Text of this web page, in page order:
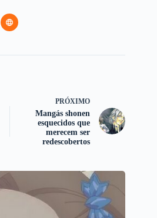
PRÓXIMO
Mangás shonen
esquecidos que
merecem ser
redescobertos